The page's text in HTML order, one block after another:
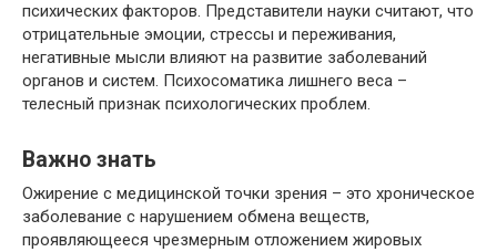
психических факторов. Представители науки считают, что
отрицательные эмоции, стрессы и переживания,
негативные мысли влияют на развитие заболеваний
органов и систем. Психосоматика лишнего веса –
телесный признак психологических проблем.
Важно знать
Ожирение с медицинской точки зрения – это хроническое
заболевание с нарушением обмена веществ,
проявляющееся чрезмерным отложением жировых